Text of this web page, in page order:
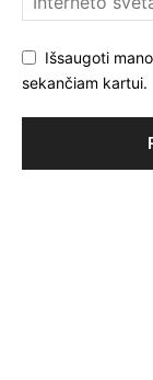
Išsaugoti
sekančiam kartui.